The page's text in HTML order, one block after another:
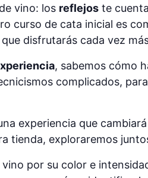
vino: los reflejos te
curso de cata inicial es
disfrutarás cada vez más
, sabemos cómo
complicados,
experiencia que
tienda, exploraremos
por su color e